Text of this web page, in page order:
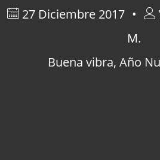
27 Diciembre 2017
M.
Buena vibra, Año